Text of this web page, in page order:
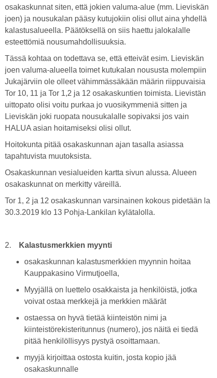
osakaskunnat siten, että jokien valuma-alue (mm. Lieviskän
joen) ja nousukalan pääsy kutujokiin olisi ollut aina yhdellä
kalastusalueella. Päätöksellä on siis haettu jalokalalle
esteettömiä nousumahdollisuuksia.
Tässä kohtaa on todettava se, että etteivät esim. Lieviskän
joen valuma-alueella toimet kutukalan noususta molempiin
Jukajärviin ole olleet vähimmässäkään määrin riippuvaisia
Tor 10, 11 ja Tor 1,2 ja 12 osakaskuntien toimista. Lievistän
uittopato olisi voitu purkaa jo vuosikymmeniä sitten ja
Lieviskän joki ruopata nousukalalle sopivaksi jos vain
HALUA asian hoitamiseksi olisi ollut.
Hoitokunta pitää osakaskunnan ajan tasalla asiassa
tapahtuvista muutoksista.
Osakaskunnan vesialueiden kartta sivun alussa. Alueen
osakaskunnat on merkitty väreillä.
Tor 1, 2 ja 12 osakaskunnan varsinainen kokous pidetään la
30.3.2019 klo 13 Pohja-Lankilan kylätalolla.
2.
Kalastusmerkkien myynti
osakaskunnan kalastusmerkkien myynnin hoitaa
Kauppakasino Virmutjoella,
Myyjällä on luettelo osakkaista ja henkilöistä, jotka
voivat ostaa merkkejä ja merkkien määrät
ostaessa on hyvä tietää kiinteistön nimi ja
kiinteistörekisteritunnus (numero), jos näitä ei tiedä
pitää henkilöllisyys pystyä osoittamaan.
myyjä kirjoittaa ostosta kuitin, josta kopio jää
osakaskunnalle